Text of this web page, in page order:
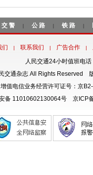
交警 | 公路 | 铁路 |
们 | 联系我们 | 广告合作 |
人民交通24小时值班电
交通杂志 All Rights Reserved
增值电信业务经营许可证号：京
备 11010602130064号
京ICP